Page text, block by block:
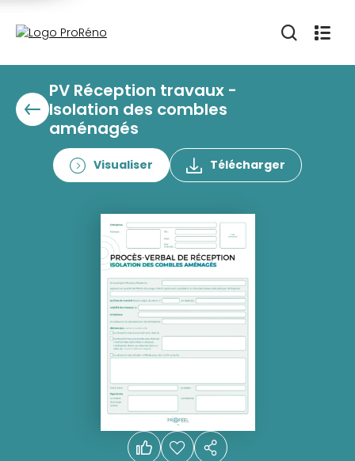
PV Réception travaux -
Isolation des combles
aménagés
Visualiser Télécharger